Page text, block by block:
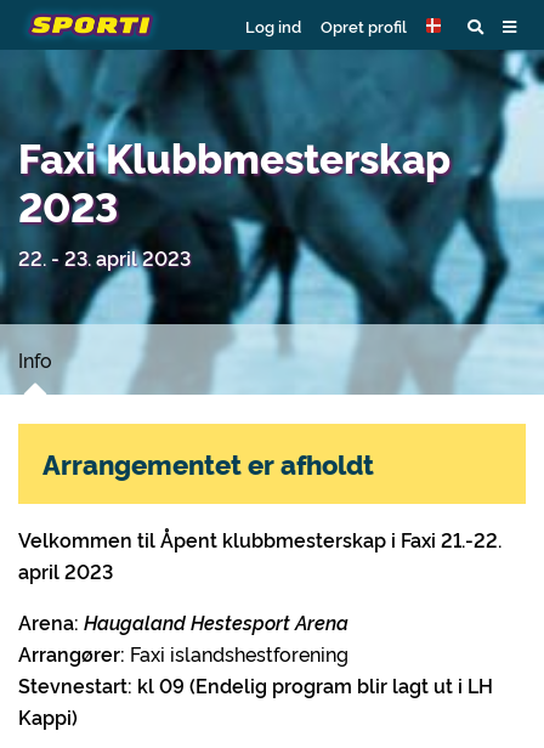
Log ind Opret profil
Faxi Klubbmesterskap
2023
22. - 23. april 2023
Info
Velkommen til Åpent klubbmesterskap i Faxi 21.-22.
april2023
Arena: Haugaland Hestesport Arena
Arrangører: Faxi islandshestforening
Stevnestart: kl 09 (Endelig program blir lagt ut i LH
Kappi)
Arrangementet er afholdt